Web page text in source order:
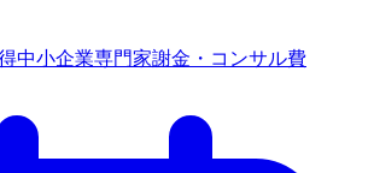
中小企業専門家謝金・コンサル費